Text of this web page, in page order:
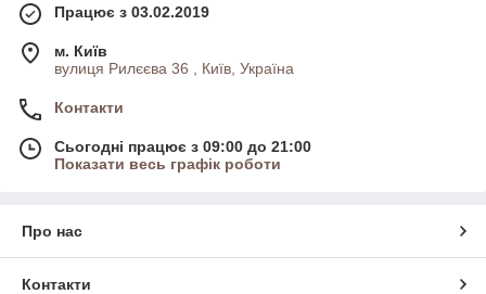
Працює з 03.02.2019
м. Київ
вулиця Рилєєва 36 , Київ, Україна
Контакти
Сьогодні працює з 09:00 до 21:00
Показати весь графік роботи
Про нас
Контакти